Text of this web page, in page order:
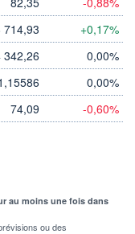
714,93 +0,17%
342,26 0,00%
0,00%
74,09 -0,60%
au moins une fois dans
ou des